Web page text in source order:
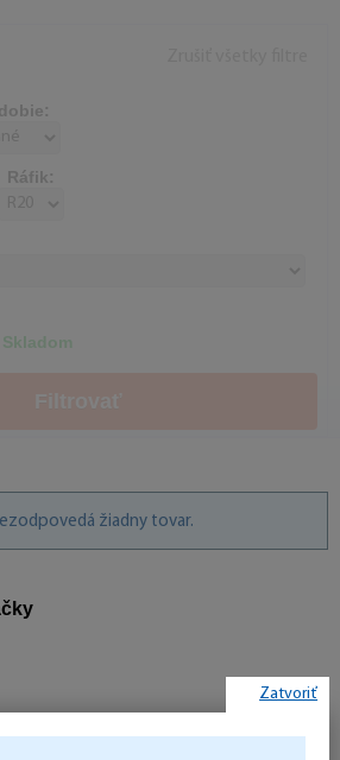
Ráfik:
Skladom
žiadny tovar.
Zatvoriť